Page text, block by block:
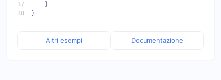
Altri esempi Documentazione